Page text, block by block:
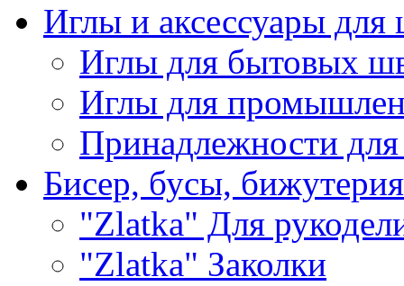
Иглы и аксессуары
Иглы для бытовых
Иглы для
Принадлежности
Бисер, бусы, бижутерия
"Zlatka" Для
"Zlatka" Заколки